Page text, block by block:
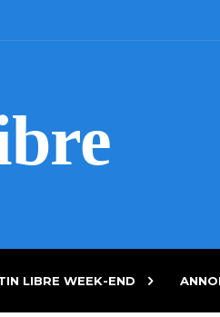
LIBRE WEEK-END